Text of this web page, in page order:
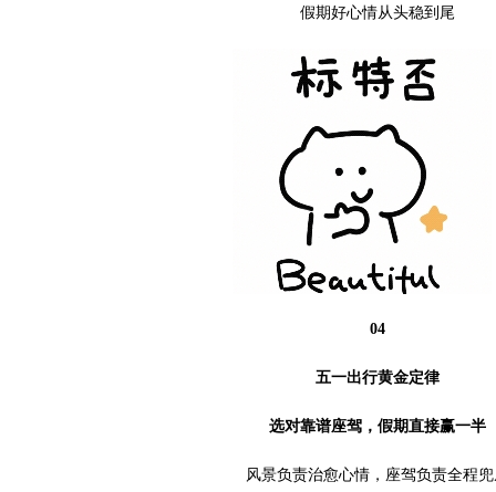
假期好心情从头稳到尾
04
五一出行黄金定律
选对靠谱座驾，假期直接赢一半
风景负责治愈心情，座驾负责全程